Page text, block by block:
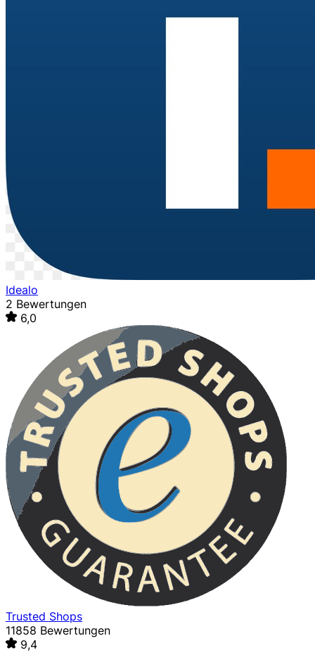
Idealo
2 Bewertungen
6,0
Trusted Shops
11858 Bewertungen
9,4